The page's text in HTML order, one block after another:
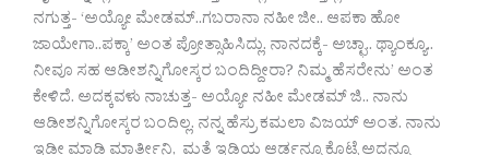
ನಗುತ್ತ- ‘ಅಯ್ಯೋ ಮೇಡಮ್..ಗಬರಾನಾ ನಹೀ ಜೀ.. ಆಪಕಾ ಹೋ
ಜಾಯೇಗಾ..ಪಕ್ಕಾ’ ಅಂತ ಪ್ರೋತ್ಸಾಹಿಸಿದ್ಲು. ನಾನದಕ್ಕೆ- ಅಚ್ಛಾ.. ಥ್ಯಾಂಕ್ಯೂ..
ನೀವೂ ಸಹ ಆಡೀಶನ್ನಿಗೋಸ್ಕರ ಬಂದಿದ್ದೀರಾ? ನಿಮ್ಮ ಹೆಸರೇನು’ ಅಂತ
ಕೇಳಿದೆ. ಅದಕ್ಕವಳು ನಾಚುತ್ತ- ಅಯ್ಯೋ ನಹೀ ಮೇಡಮ್ ಜಿ.. ನಾನು
ಆಡೀಶನ್ನಿಗೋಸ್ಕರ ಬಂದಿಲ್ಲ. ನನ್ನ ಹೆಸ್ರು ಕಮಲಾ ವಿಜಯ್ ಅಂತ. ನಾನು